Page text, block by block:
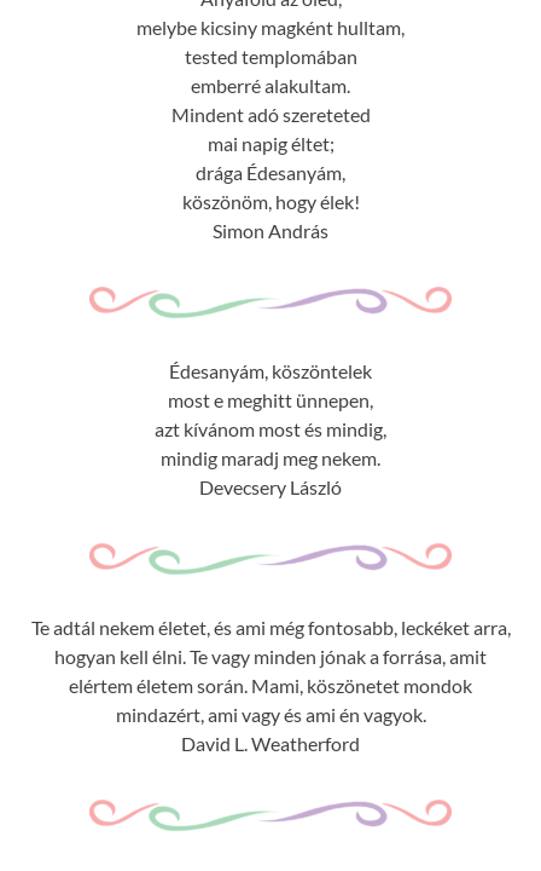
melybe kicsiny magként hulltam,
tested templomában
emberré alakultam.
Mindent adó szereteted
mai napig éltet;
drága Édesanyám,
köszönöm, hogy élek!
Simon András
Édesanyám, köszöntelek
most e meghitt ünnepen,
azt kívánom most és mindig,
mindig maradj meg nekem.
Devecsery László
Te adtál nekem életet, és ami még fontosabb, leckéket arra,
hogyan kell élni. Te vagy minden jónak a forrása, amit
elértem életem során. Mami, köszönetet mondok
mindazért, ami vagy és ami én vagyok.
David L. Weatherford